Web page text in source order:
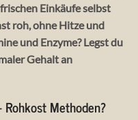
Einkäufeselbst
roh, ohne Hitzeund
und Enzyme? Legst du
Gehalt an
Methoden?